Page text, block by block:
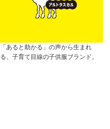
「あると助かる」の声から生まれ
る、子育て目線の子供服ブランド。